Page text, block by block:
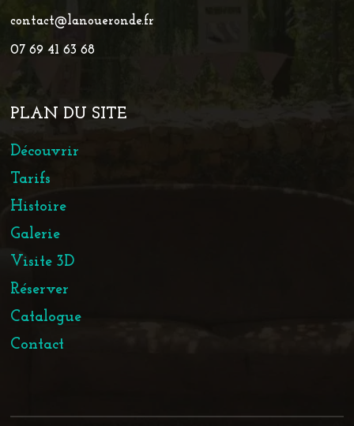
contact@lanoueronde.fr
07 69 41 63 68
PLAN DU SITE
Découvrir
Tarifs
Histoire
Galerie
Visite 3D
Réserver
Catalogue
Contact